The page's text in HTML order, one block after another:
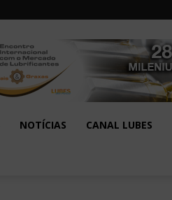
NOTÍCIAS CANAL LUBES